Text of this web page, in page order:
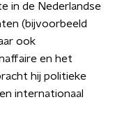
in de Nederlandse
(bijvoorbeeld
ook
en het
hij politieke
internationaal